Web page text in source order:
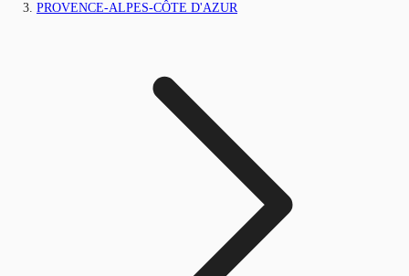
PROVENCE-ALPES-CÔTE D'AZUR